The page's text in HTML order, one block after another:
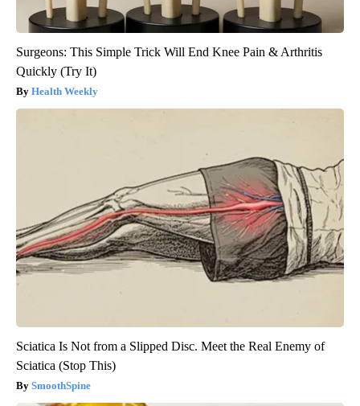
Surgeons: This Simple Trick Will End Knee Pain & Arthritis
Quickly (Try It)
Health Weekly
Sciatica Is Not from a Slipped Disc. Meet the Real Enemy of
Sciatica (Stop This)
SmoothSpine